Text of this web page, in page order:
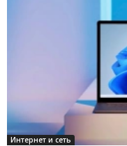
Интернет и сеть